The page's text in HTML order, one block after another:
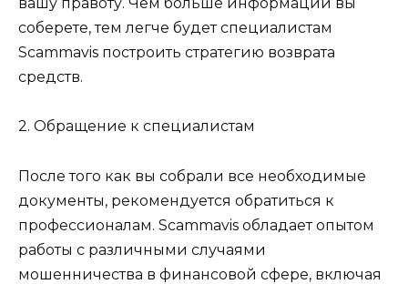
соберете, тем легче будет специалистам
Scammavis построить стратегию возврата
средств.
2. Обращение к специалистам
После того как вы собрали все необходимые
документы, рекомендуется обратиться к
профессионалам. Scammavis обладает опытом
работы с различными случаями
мошенничества в финансовой сфере, включая